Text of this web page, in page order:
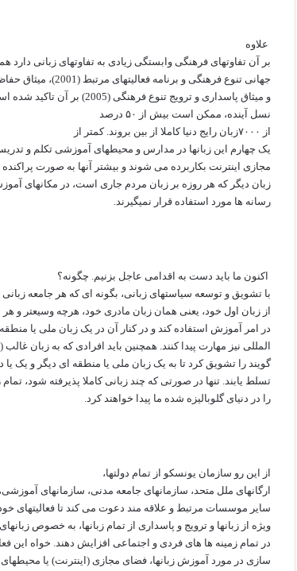
علاوه
بر آن تفاوتهای فرهنگی وابستگی زیادی به تفاوتهای زبانی دارد
جهانی تنوع فرهنگی و برنامه فعالیتهای مرتبط (2001)، میثاق حفاظت از میراث فرهنگی
و میثاق پاسداری و ترویج تنوع فرهنگی (2005) بر آن تاکید شده است.اما در فاصله چند
نسل آینده، ممکن است بیش از ۵۰ درصد
از ۷۰۰۰زبان رایج دنیا کاملا از بین بروند. کمتر از
یک چهارم این زبانها در مدارس و محیطهای آموزشی تکلم و
مجازی اینترنت بکاربرده می شوند و بیشتر آنها به صورت
زبان دیگر که هر روزه بر زبان مردم جاری است، در مکانهای
رسانه ها مورد استفاده قرار نمیگیرند.
اکنون ما باید دست به اقدامی عاجل بزنیم. چگونه؟
با تشویق و توسعه سیاستهای زبانی، بگونه ای که هر جامعه زبانی
از زبان اول خود، یعنی همان زبان مادری خود، هرچه وسیعتر و
در امر آموزش استفاده کند و در کنار آن در یک زبان ملی یا
المللی نیز مهارت پیدا کنند. همچنین باید افرادی که به زبان
گویند را تشویق کرد تا به یک زبان ملی یا منطقه ای دیگر و یک یا
تسلط یابند. تنها در صورتی که چند زبانی کاملا پذیرفته شود، تمام
را در دنیای گلوبالیزه شده ما پیدا خواهند کرد.
از این رو سازمان یونسکو از تمام دولتها،
ارگانهای ملل متحد، سازمانهای جامعه مدنی، سازمانهای
سایر موسسات مرتبط و علاقه مند دعوت می کند تا فعالیتهای
ویژه از زبانها و ترویج و پاسداری از تمام زبانها، به خصوص زبانهای
در تمام زمینه ها های فردی و اجتماعی افزایش دهند. خواه این
سازی در مورد آموزش زبانها، فضای مجازی (اینترنت) یا محیطهای